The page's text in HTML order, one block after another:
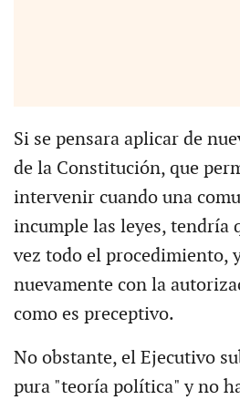
Si se pensara aplicar de
de la Constitución, que
intervenir cuando una
incumple las leyes, tendría
vez todo el procedimiento,
nuevamente con la
como es preceptivo.
No obstante, el Ejecutivo
pura "teoría política" y no